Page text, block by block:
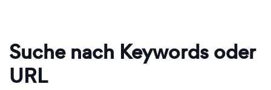
Suche nach Keywords oder
URL